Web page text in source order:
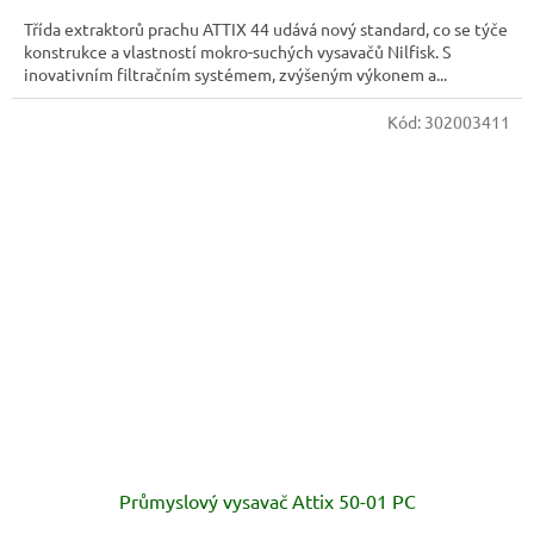
Třída extraktorů prachu ATTIX 44 udává nový standard, co se týče
konstrukce a vlastností mokro-suchých vysavačů Nilfisk. S
inovativním filtračním systémem, zvýšeným výkonem a...
Průmyslový vysavač Attix 50-01 PC
Kód: 302003411